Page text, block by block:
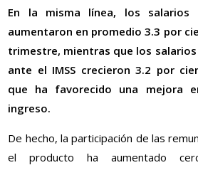
En la misma línea, los salarios
aumentaron en promedio 3.3 por
trimestre, mientras que los
ante el IMSS crecieron 3.2 por
que ha favorecido una mejora
ingreso.
De hecho, la participación de las
el producto ha aumentado